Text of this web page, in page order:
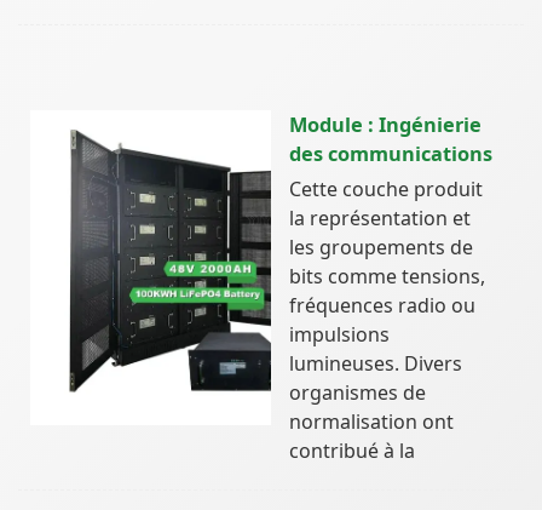
Module : Ingénierie
des communications
Cette couche produit
la représentation et
les groupements de
bits comme tensions,
fréquences radio ou
impulsions
lumineuses. Divers
organismes de
normalisation ont
contribué à la